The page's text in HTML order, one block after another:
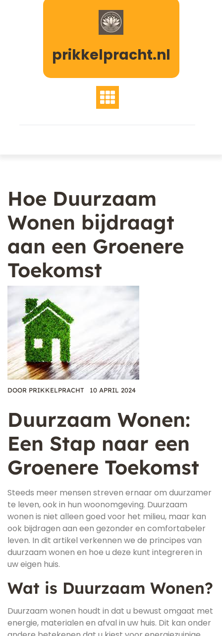
prikkelpracht.nl
Hoe Duurzaam
Wonen bijdraagt
aan een Groenere
Toekomst
DOOR PRIKKELPRACHT 10 APRIL 2024
Duurzaam Wonen:
Een Stap naar een
Groenere Toekomst
Steeds meer mensen streven ernaar om duurzamer
te leven, ook in hun woonomgeving. Duurzaam
wonen is niet alleen goed voor het milieu, maar kan
ook bijdragen aan een gezonder en comfortabeler
leven. In dit artikel verkennen we de principes van
duurzaam wonen en hoe u deze kunt integreren in
uw eigen huis.
Wat is Duurzaam Wonen?
Duurzaam wonen houdt in dat u bewust omgaat met
energie, materialen en afval in uw huis. Dit kan onder